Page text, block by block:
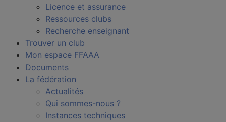
Licence et assurance
Ressources clubs
Recherche enseignant
Trouver un club
Mon espace FFAAA
Documents
La fédération
Actualités
Qui sommes-nous ?
Instances techniques